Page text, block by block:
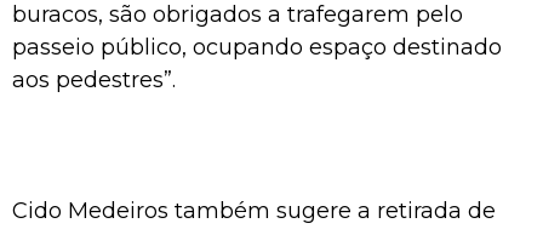
buracos, são obrigados a trafegarem pelo
passeio público, ocupando espaço destinado
aos pedestres”.
Cido Medeiros também sugere a retirada de